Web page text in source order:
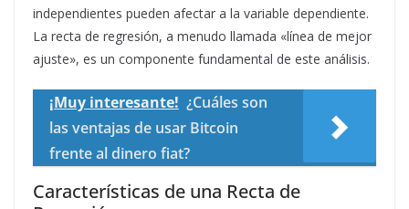
independientes pueden afectar a la variable dependiente.
La recta de regresión, a menudo llamada «línea de mejor
ajuste», es un componente fundamental de este análisis.
¡Muy interesante! ¿Cuáles son
las ventajas de usar Bitcoin
frente al dinero fiat?
Características de una Recta de